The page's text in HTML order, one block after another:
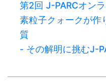
第2回 J-PARCオン
素粒子クォークが作
質
- その解明に挑むJ-